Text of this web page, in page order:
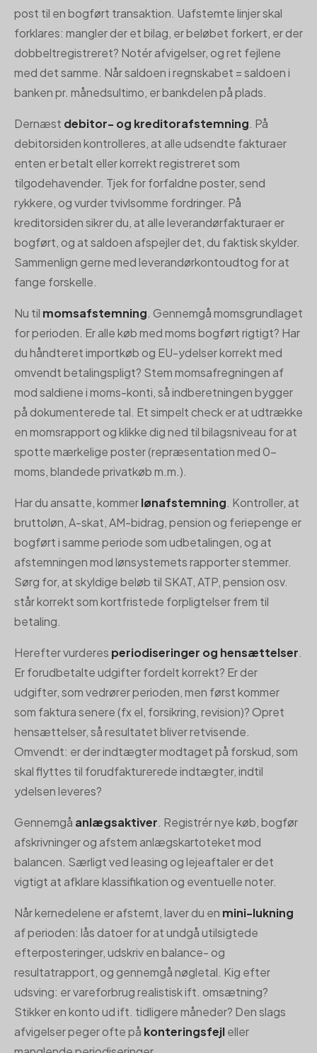
post til en bogført transaktion. Uafstemte linjer skal
forklares: mangler der et bilag, er beløbet forkert, er der
dobbeltregistreret? Notér afvigelser, og ret fejlene
med det samme. Når saldoen i regnskabet = saldoen i
banken pr. månedsultimo, er bankdelen på plads.
Dernæst debitor- og kreditorafstemning. På
debitorsiden kontrolleres, at alle udsendte fakturaer
enten er betalt eller korrekt registreret som
tilgodehavender. Tjek for forfaldne poster, send
rykkere, og vurder tvivlsomme fordringer. På
kreditorsiden sikrer du, at alle leverandørfakturaer er
bogført, og at saldoen afspejler det, du faktisk skylder.
Sammenlign gerne med leverandørkontoudtog for at
fange forskelle.
Nu til momsafstemning. Gennemgå momsgrundlaget
for perioden. Er alle køb med moms bogført rigtigt? Har
du håndteret importkøb og EU-ydelser korrekt med
omvendt betalingspligt? Stem momsafregningen af
mod saldiene i moms-konti, så indberetningen bygger
på dokumenterede tal. Et simpelt check er at udtrække
en momsrapport og klikke dig ned til bilagsniveau for at
spotte mærkelige poster (repræsentation med 0-
moms, blandede privatkøb m.m.).
Har du ansatte, kommerlønafstemning. Kontroller, at
bruttoløn, A-skat, AM-bidrag, pension og feriepenge er
bogført i samme periode som udbetalingen, og at
afstemningen mod lønsystemets rapporter stemmer.
Sørg for, at skyldige beløb til SKAT, ATP, pension osv.
står korrekt som kortfristede forpligtelser frem til
betaling.
Herefter vurderes periodiseringer og hensættelser.
Er forudbetalte udgifter fordelt korrekt? Er der
udgifter, som vedrører perioden, men først kommer
som faktura senere (fx el, forsikring, revision)? Opret
hensættelser, så resultatet bliver retvisende.
Omvendt: er der indtægter modtaget på forskud, som
skal flyttes til forudfakturerede indtægter, indtil
ydelsen leveres?
Gennemgå anlægsaktiver. Registrér nye køb, bogfør
afskrivninger og afstem anlægskartoteket mod
balancen. Særligt ved leasing og lejeaftaler er det
vigtigt at afklare klassifikation og eventuelle noter.
Når kernedelene er afstemt, laver du en mini-lukning
af perioden: lås datoer for at undgå utilsigtede
efterposteringer, udskriv en balance- og
resultatrapport, og gennemgå nøgletal. Kig efter
udsving: er vareforbrug realistisk ift. omsætning?
Stikker en konto ud ift. tidligere måneder? Den slags
afvigelser peger ofte på konteringsfejleller